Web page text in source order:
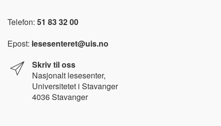
Telefon: 51 83 32 00
Epost: lesesenteret@uis.no
Skriv til oss
Nasjonalt lesesenter,
Universitetet i Stavanger
4036 Stavanger